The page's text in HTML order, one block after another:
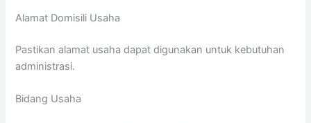
Alamat Domisili Usaha
Pastikan alamat usaha dapat digunakan untuk kebutuhan
administrasi.
Bidang Usaha